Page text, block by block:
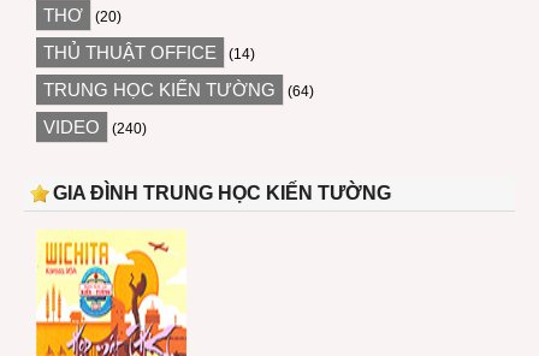
THƠ (20)
THỦ THUẬT OFFICE (14)
TRUNG HỌC KIẾN TƯỜNG (64)
VIDEO (240)
GIA ĐÌNH TRUNG HỌC KIẾN TƯỜNG